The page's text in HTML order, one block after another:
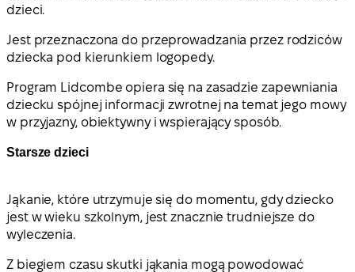
dzieci.
Jest przeznaczona do przeprowadzania przez rodziców
dziecka pod kierunkiem logopedy.
Program Lidcombe opiera się na zasadzie zapewniania
dziecku spójnej informacji zwrotnej na temat jego mowy
w przyjazny, obiektywny i wspierający sposób.
Starsze dzieci
Jąkanie, które utrzymuje się do momentu, gdy dziecko
jest w wieku szkolnym, jest znacznie trudniejsze do
wyleczenia.
Z biegiem czasu skutki jąkania mogą powodować